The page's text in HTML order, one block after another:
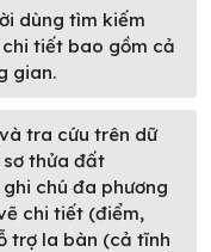
dùng tìm kiếm
tiết bao gồm cả
gian.
tra cứu trên dữ
sơ thửa đất
chú đa phương
chi tiết (điểm,
trợ la bàn (cả tĩnh